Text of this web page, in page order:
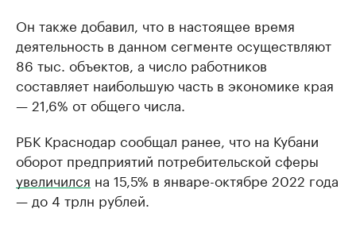
Он также добавил, что в настоящее время
деятельность в данном сегменте осуществляют
86 тыс. объектов, а число работников
составляет наибольшую часть в экономике края
— 21,6% от общего числа.
РБК Краснодар сообщал ранее, что на Кубани
оборот предприятий потребительской сферы
увеличился на 15,5% в январе-октябре 2022 года
— до 4 трлн рублей.